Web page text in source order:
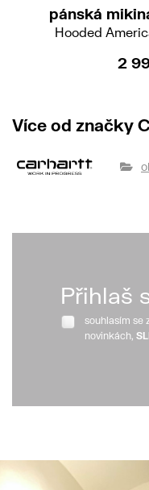
pánská
Hooded
2
Více od značky
Přihlaš
souhlasím se
novinkách,